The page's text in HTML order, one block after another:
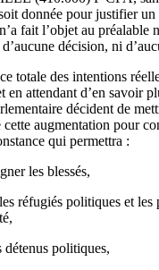
donnée pour justifier un
fait l’objet au préalable
décision, ni
totale des intentions
en attendant d’en savoir
décident de
augmentation pour
qui permettra :
les blessés,
réfugiés politiques et les
détenus politiques,